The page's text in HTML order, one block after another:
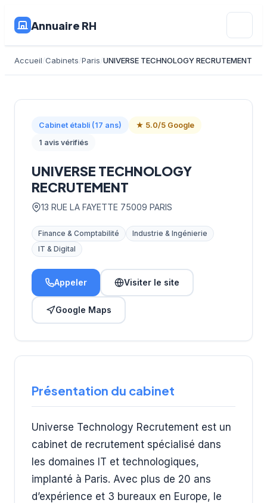
Annuaire RH
Accueil Cabinets Paris UNIVERSE TECHNOLOGY RECRUTEMENT
Cabinet établi (17 ans)
★ 5.0/5 Google
1 avis vérifiés
UNIVERSE TECHNOLOGY
RECRUTEMENT
13 RUE LA FAYETTE 75009 PARIS
Finance & Comptabilité
Industrie & Ingénierie
IT & Digital
Appeler Visiter le site
Google Maps
Présentation du cabinet
Universe Technology Recrutement est un
cabinet de recrutement spécialisé dans
les domaines IT et technologiques,
implanté à Paris. Avec plus de 20 ans
d’expérience et 3 bureaux en Europe, le